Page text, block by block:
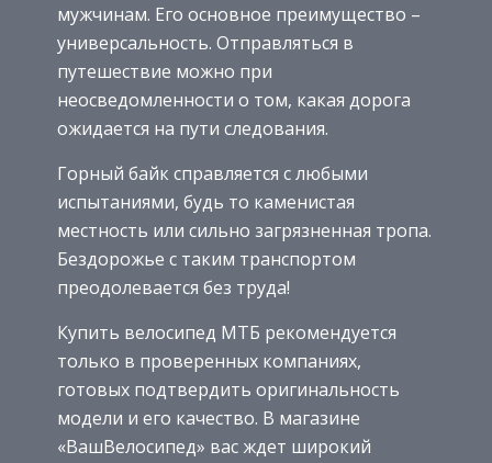
мужчинам. Его основное преимущество –
универсальность. Отправляться в
путешествие можно при
неосведомленности о том, какая дорога
ожидается на пути следования.
Горный байк справляется с любыми
испытаниями, будь то каменистая
местность или сильно загрязненная тропа.
Бездорожье с таким транспортом
преодолевается без труда!
Купить велосипед МТБ рекомендуется
только в проверенных компаниях,
готовых подтвердить оригинальность
модели и его качество. В магазине
«ВашВелосипед» вас ждет широкий